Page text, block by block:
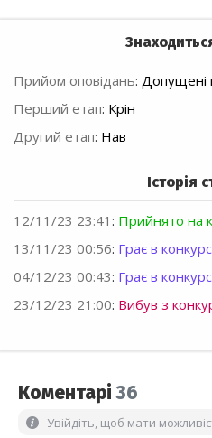
Прийом оповідань: Допущені
Перший етап: Крін
Другий етап: Нав
Історія
12/11/23 23:41 : Прийнято на
13/11/23 00:56: Грає в
04/12/23 00:43: Грає в
23/12/23 21:00: Вибув з
Коментарі36
Увійдіть, щоб мати